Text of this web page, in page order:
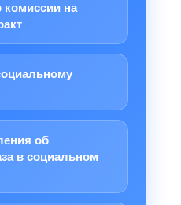
комиссии на
об
в социальном